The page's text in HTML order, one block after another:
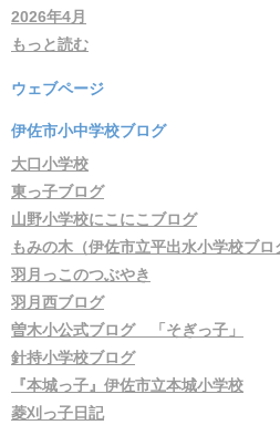
2026年4月
もっと読む
ウェブページ
伊佐市小中学校ブログ
大口小学校
東っ子ブログ
山野小学校にこにこブログ
もみの木（伊佐市立平出水小学校ブロ
羽月っこのつぶやき
羽月西ブログ
曽木小公式ブログ 「そぎっ子」
針持小学校ブログ
『本城っ子』伊佐市立本城小学校
菱刈っ子日記